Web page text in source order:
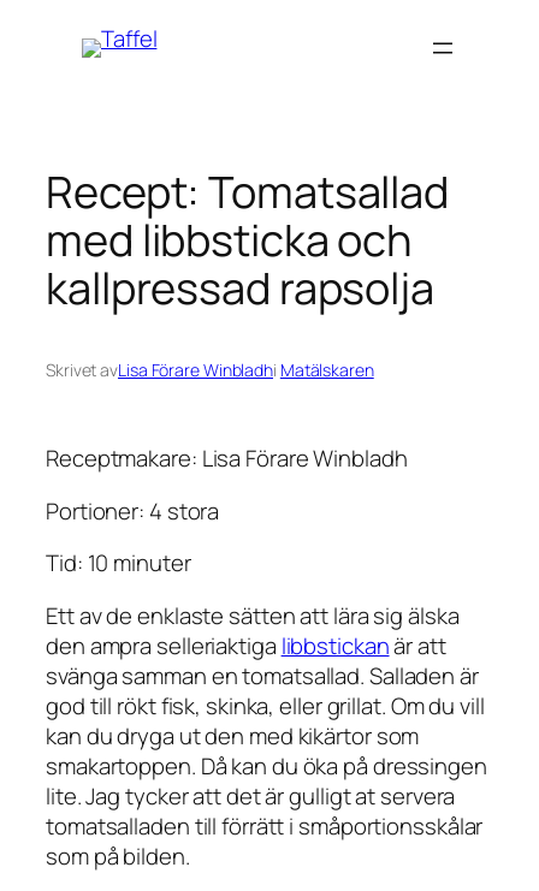
Recept: Tomatsallad
med libbsticka och
kallpressad rapsolja
Skrivet avLisa Förare Winbladhi Matälskaren
Receptmakare: Lisa Förare Winbladh
Portioner: 4 stora
Tid: 10 minuter
Ett av de enklaste sätten att lära sig älska
den ampra selleriaktiga libbstickanär att
svänga samman en tomatsallad. Salladen är
god till rökt fisk, skinka, eller grillat. Om du vill
kan du dryga ut den med kikärtor som
smakartoppen. Då kan du öka på dressingen
lite. Jag tycker att det är gulligt at servera
tomatsalladen till förrätt i småportionsskålar
som på bilden.